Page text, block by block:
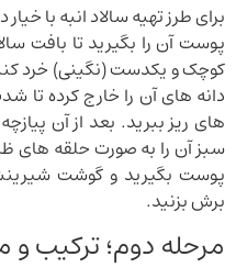
برای طرز تهیه سالاد انبه با
پوست آن را بگیرید تا بافت
کوچک و یکدست (نگینی) خرد
دانه های آن را خارج کرده
های ریز ببرید. بعد از آن
سبز آن را به صورت حلقه های
پوست بگیرید و گوشت
برش بزنید.
مرحله دوم؛ ترکیب و